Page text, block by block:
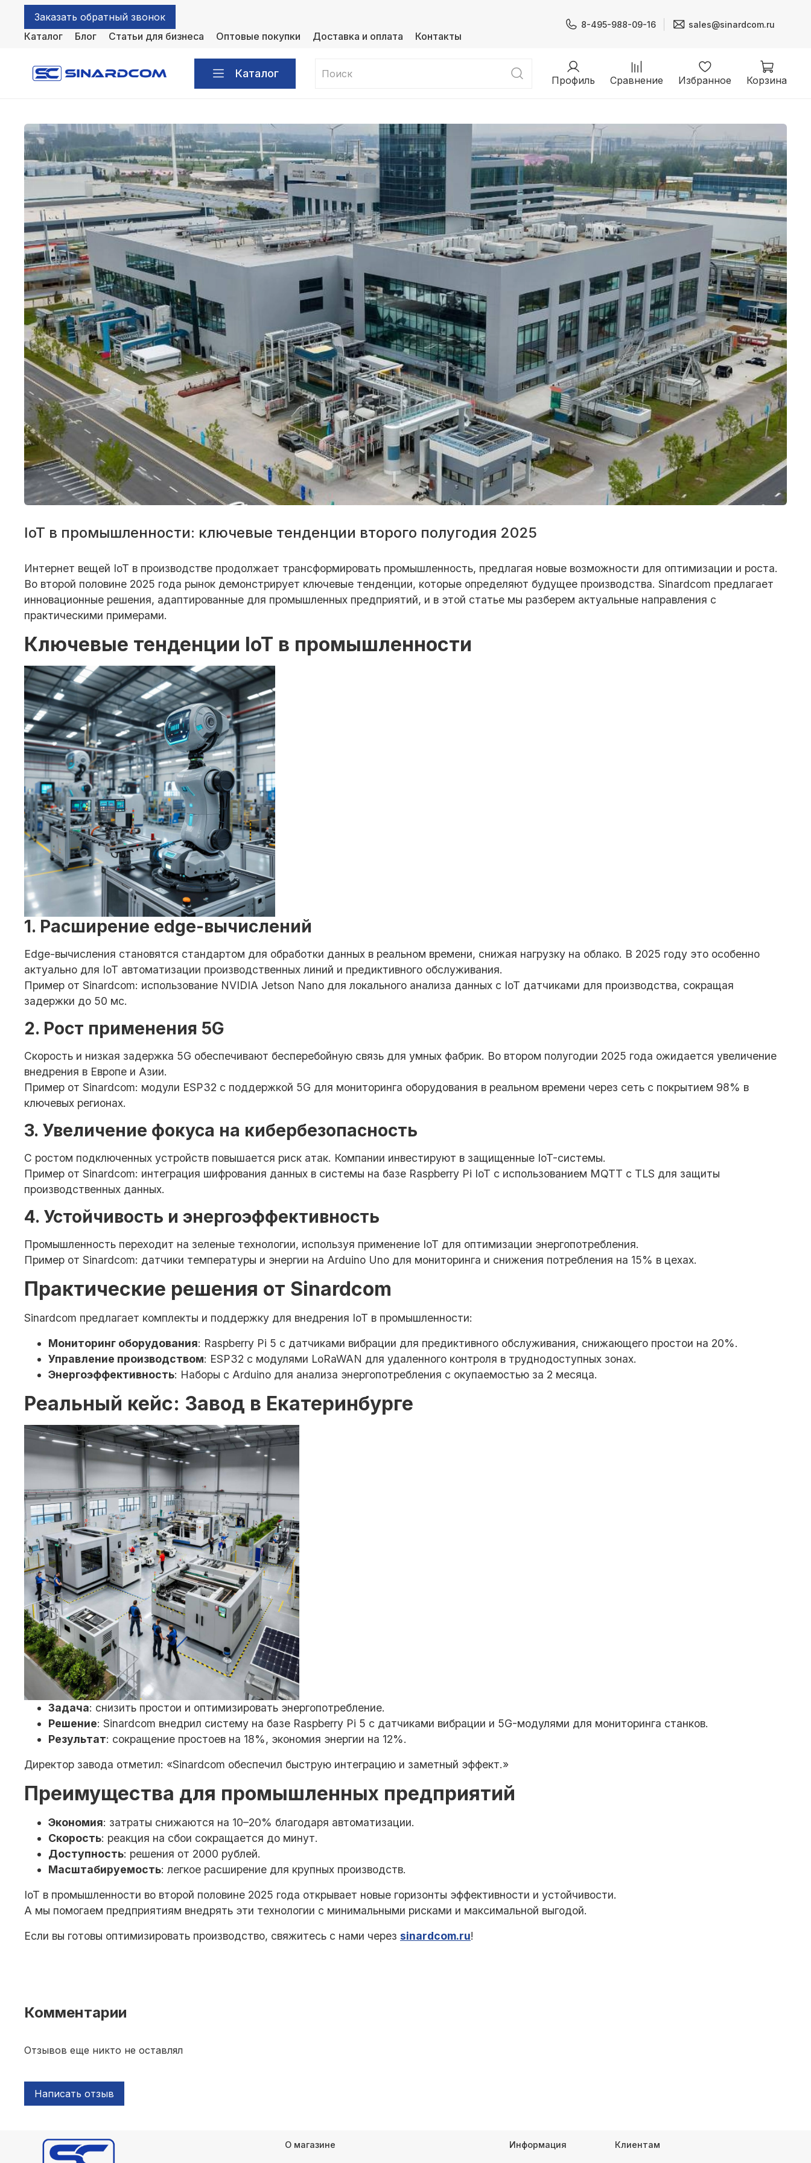
Заказать обратный звонок
Каталог
Блог Статьи для бизнеса Оптовые покупки Доставка и оплата Контакты
8-495-988-09-16 sales@sinardcom.ru
Каталог
Профиль Сравнение Избранное Корзина
IoT в промышленности: ключевые тенденции второго полугодия 2025
Интернет вещей IoT в производстве продолжает трансформировать промышленность, предлагая новые возможности для оптимизации и роста.
Во второй половине 2025 года рынок демонстрирует ключевые тенденции, которые определяют будущее производства. Sinardcom предлагает
инновационные решения, адаптированные для промышленных предприятий, и в этой статье мы разберем актуальные направления с
практическими примерами.
Ключевые тенденции IoT в промышленности
1. Расширение edge-вычислений
Edge-вычисления становятся стандартом для обработки данных в реальном времени, снижая нагрузку на облако. В 2025 году это особенно
актуально для IoT автоматизации производственных линий и предиктивного обслуживания.
Пример от Sinardcom: использование NVIDIA Jetson Nano для локального анализа данных с IoT датчиками для производства, сокращая
задержки до 50 мс.
2. Рост применения 5G
Скорость и низкая задержка 5G обеспечивают бесперебойную связь для умных фабрик. Во втором полугодии 2025 года ожидается увеличение
внедрения в Европе и Азии.
Пример от Sinardcom: модули ESP32 с поддержкой 5G для мониторинга оборудования в реальном времени через сеть с покрытием 98% в
ключевых регионах.
3. Увеличение фокуса на кибербезопасность
С ростом подключенных устройств повышается риск атак. Компании инвестируют в защищенные IoT-системы.
Пример от Sinardcom: интеграция шифрования данных в системы на базе Raspberry Pi IoT с использованием MQTT с TLS для защиты
производственных данных.
4. Устойчивость и энергоэффективность
Промышленность переходит на зеленые технологии, используя применение IoT для оптимизации энергопотребления.
Пример от Sinardcom: датчики температуры и энергии на Arduino Uno для мониторинга и снижения потребления на 15% в цехах.
Практические решения от Sinardcom
Sinardcom предлагает комплекты и поддержку для внедрения IoT в промышленности:
Мониторинг оборудования: Raspberry Pi 5 с датчиками вибрации для предиктивного обслуживания, снижающего простои на 20%.
Управление производством: ESP32 с модулями LoRaWAN для удаленного контроля в труднодоступных зонах.
Энергоэффективность: Наборы с Arduino для анализа энергопотребления с окупаемостью за 2 месяца.
Реальный кейс: Завод в Екатеринбурге
Задача: снизить простои и оптимизировать энергопотребление.
Решение: Sinardcom внедрил систему на базе Raspberry Pi 5 с датчиками вибрации и 5G-модулями для мониторинга станков.
Результат: сокращение простоев на 18%, экономия энергии на 12%.
Директор завода отметил: «Sinardcom обеспечил быструю интеграцию и заметный эффект.»
Преимущества для промышленных предприятий
Экономия: затраты снижаются на 10–20% благодаря автоматизации.
Скорость: реакция на сбои сокращается до минут.
Доступность: решения от 2000 рублей.
Масштабируемость: легкое расширение для крупных производств.
IoT в промышленности во второй половине 2025 года открывает новые горизонты эффективности и устойчивости.
А мы помогаем предприятиям внедрять эти технологии с минимальными рисками и максимальной выгодой.
Если вы готовы оптимизировать производство, свяжитесь с нами через sinardcom.ru!
Комментарии
Отзывов еще никто не оставлял
Написать отзыв
О магазине Информация Клиентам